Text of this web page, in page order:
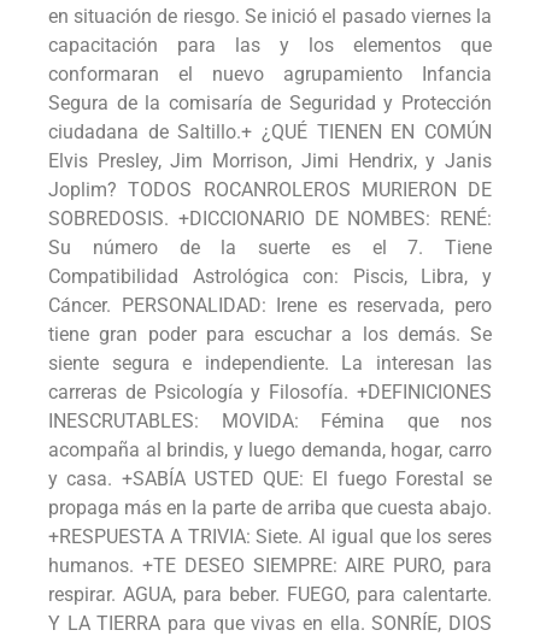
en situación de riesgo. Se inició el pasado viernes la
capacitación para las y los elementos que
conformaran el nuevo agrupamiento Infancia
Segura de la comisaría de Seguridad y Protección
ciudadana de Saltillo.+ ¿QUÉ TIENEN EN COMÚN
Elvis Presley, Jim Morrison, Jimi Hendrix, y Janis
Joplim? TODOS ROCANROLEROS MURIERON DE
SOBREDOSIS. +DICCIONARIO DE NOMBES: RENÉ:
Su número de la suerte es el 7. Tiene
Compatibilidad Astrológica con: Piscis, Libra, y
Cáncer. PERSONALIDAD: Irene es reservada, pero
tiene gran poder para escuchar a los demás. Se
siente segura e independiente. La interesan las
carreras de Psicología y Filosofía. +DEFINICIONES
INESCRUTABLES: MOVIDA: Fémina que nos
acompaña al brindis, y luego demanda, hogar, carro
y casa. +SABÍA USTED QUE: El fuego Forestal se
propaga más en la parte de arriba que cuesta abajo.
+RESPUESTA A TRIVIA: Siete. Al igual que los seres
humanos. +TE DESEO SIEMPRE: AIRE PURO, para
respirar. AGUA, para beber. FUEGO, para calentarte.
Y LA TIERRA para que vivas en ella. SONRÍE, DIOS